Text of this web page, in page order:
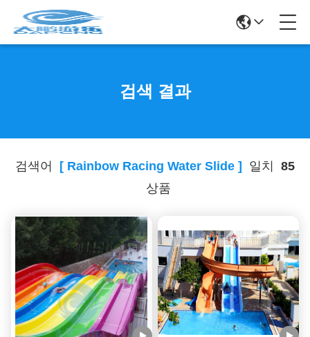
검색 결과
검색어 [ Rainbow Racing Water Slide ] 일치 85
상품